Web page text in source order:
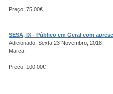
Preço: 75,00€
SESA, IX - Público em Geral com
Adicionado: Sexta 23 Novembro, 2018
Marca:
Preço: 100,00€